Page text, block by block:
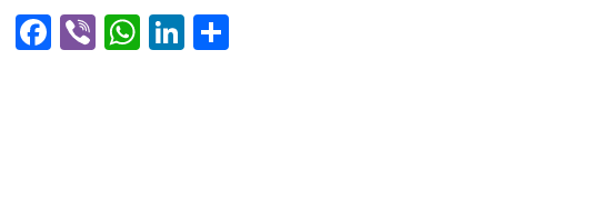
Facebook
ViberWhatsApp
LinkedIn